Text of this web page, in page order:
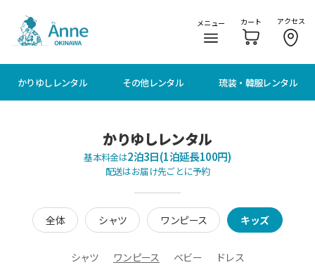
メニュー カート アクセス
かりゆしレンタル その他レンタル 琉装・韓服レンタル
かりゆしレンタル
基本料金は2泊3日(1泊延長100円)
配送はお届け先ごとに予約
全体 シャツ ワンピース キッズ
シャツ ワンピース ベビー ドレス